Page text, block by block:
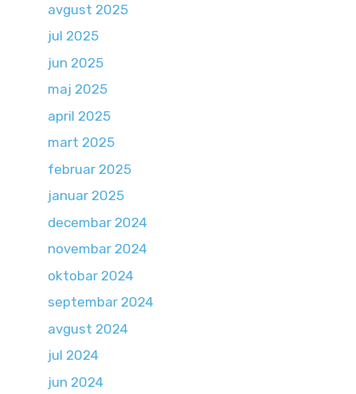
avgust 2025
jul 2025
jun 2025
maj 2025
april 2025
mart 2025
februar 2025
januar 2025
decembar 2024
novembar 2024
oktobar 2024
septembar 2024
avgust 2024
jul 2024
jun 2024